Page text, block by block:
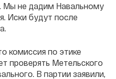
Мы не дадим Навальному
Иски будут после
комиссия по этике
проверять Метельского
В партии заявили,